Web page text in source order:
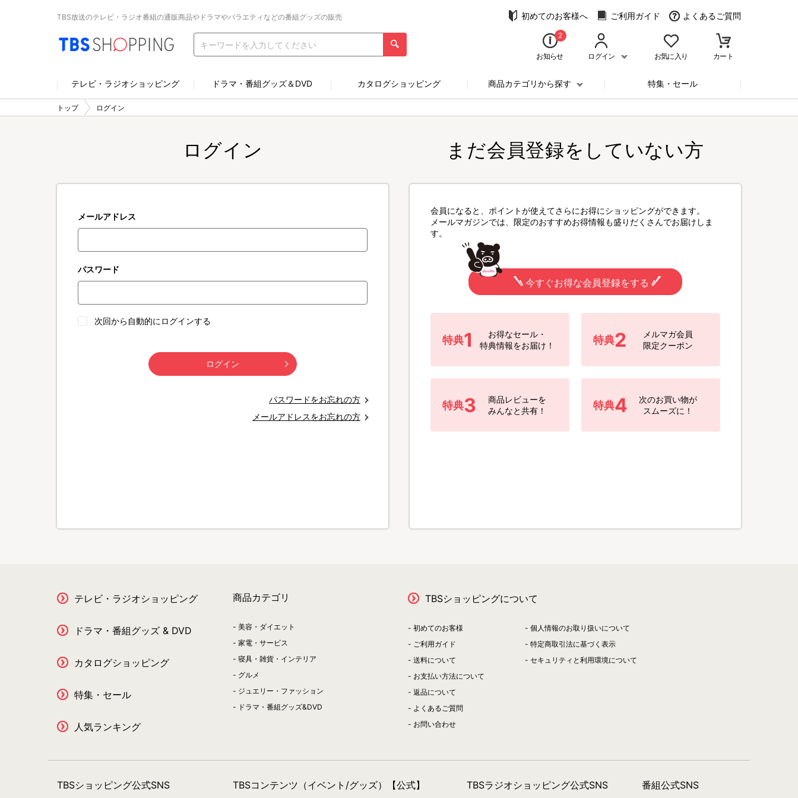
TBS放送のテレビ・ラジオ番組の通販商品やドラマやバラエティなどの番組グッズの販売 初めてのお客様へ ご利用ガイド よくあるご質問
2
お知らせ ログイン お気に入り カート
テレビ・ラジオショッピング ドラマ・番組グッズ＆DVD カタログショッピング 商品カテゴリから探す 特集・セール
トップ ログイン
ログイン
メールアドレス
パスワード
次回から自動的にログインする
ログイン
パスワードをお忘れの方
メールアドレスをお忘れの方
まだ会員登録をしていない方
会員になると、ポイントが使えてさらにお得にショッピングができます。
メールマガジンでは、限定のおすすめお得情報も盛りだくさんでお届けしま
す。
今すぐお得な会員登録をする
特典1
お得なセール・
特典情報をお届け！
特典2
メルマガ会員
限定クーポン
特典3
商品レビューを
みんなと共有！
特典4
次のお買い物が
スムーズに！
テレビ・ラジオショッピング
ドラマ・番組グッズ & DVD
カタログショッピング
特集・セール
人気ランキング
商品カテゴリ
美容・ダイエット
家電・サービス
寝具・雑貨・インテリア
グルメ
ジュエリー・ファッション
ドラマ・番組グッズ&DVD
TBSショッピングについて
初めてのお客様
ご利用ガイド
送料について
お支払い方法について
返品について
よくあるご質問
お問い合わせ
個人情報のお取り扱いについて
特定商取引法に基づく表示
セキュリティと利用環境について
TBSショッピング公式SNS TBSコンテンツ（イベント/グッズ）【公式】 TBSラジオショッピング公式SNS 番組公式SNS